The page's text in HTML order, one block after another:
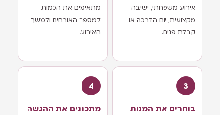
אירוע משפחתי, ישיבה
מקצועית, יום הדרכה או
קבלת פנים.
מתאימים את הכמות
למספר האורחים ולמשך
האירוע.
בוחרים את המנות מתכננים את ההגשה